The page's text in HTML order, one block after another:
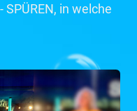
in welche